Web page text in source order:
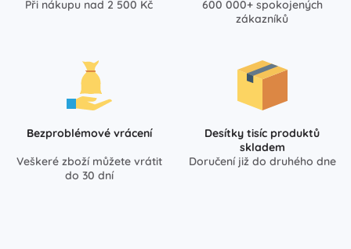
Při nákupu nad 2 500 Kč
600 000+ spokojených
zákazníků
Bezproblémové vrácení
Veškeré zboží můžete vrátit
do 30 dní
Desítky tisíc produktů
skladem
Doručení již do druhého dne